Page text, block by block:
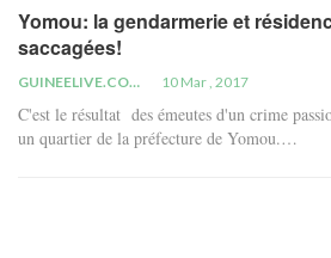
Yomou: la gendarmerie et
saccagées!
GUINEELIVE.COM 10 Mar , 2017
C'est le résultat des émeutes d'un crime
un quartier de la préfecture de Yomou.…